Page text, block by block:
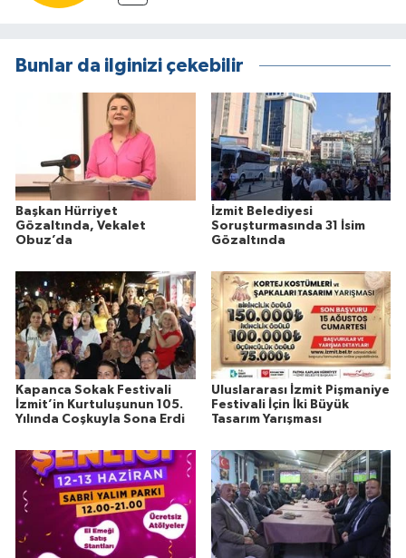
Bunlar da ilginizi çekebilir
Başkan Hürriyet
Gözaltında, Vekalet
Obuz’da
İzmit Belediyesi
Soruşturmasında 31 İsim
Gözaltında
Kapanca Sokak Festivali
İzmit’in Kurtuluşunun 105.
Yılında Coşkuyla Sona Erdi
Uluslararası İzmit Pişmaniye
Festivali İçin İki Büyük
Tasarım Yarışması